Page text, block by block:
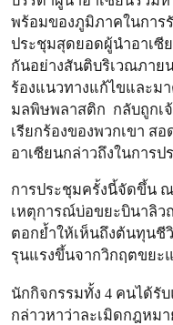
พร้อมของภูมิภาคในการ
ประชุมสุดยอดผู้นำอาเซี
กันอย่างสันติบริเวณภาย
ร้องแนวทางแก้ไขและม
มลพิษพลาสติก กลับถูกเ
เรียกร้องของพวกเขา ส
อาเซียนกล่าวถึงในการป
การประชุมครั้งนี้จัดขึ้น ณ
เหตุการณ์บ่อขยะบินาลิว
ตอกย้ำให้เห็นถึงต้นทุนชี
รุนแรงขึ้นจากวิกฤตขย
นักกิจกรรมทั้ง 4 คนได้รั
กล่าวหาว่าละเมิดกฎหมาย